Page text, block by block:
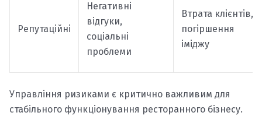
Репутаційні
Негативні
відгуки,
соціальні
проблеми
Втрата клієнтів,
погіршення
іміджу
Управління ризиками є критично важливим для
стабільного функціонування ресторанного бізнесу.